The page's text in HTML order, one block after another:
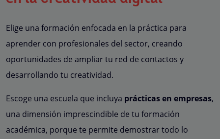
Elige una formación enfocada en la práctica para
aprender con profesionales del sector, creando
oportunidades de ampliar tu red de contactos y
desarrollando tu creatividad.
Escoge una escuela que incluya prácticas en empresas,
una dimensión imprescindible de tu formación
académica, porque te permite demostrar todo lo